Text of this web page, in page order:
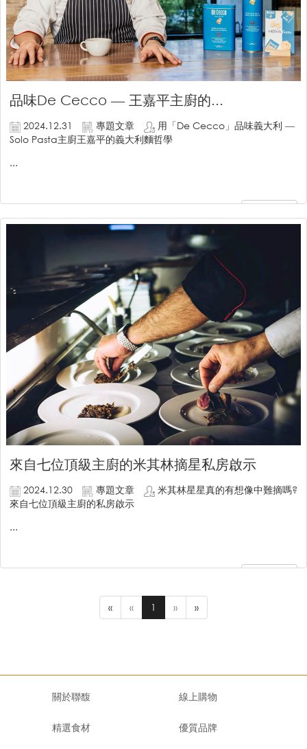
品味De Cecco — 王嘉平主廚的...
2024.12.31 專題文章
用「De Cecco」品味義大利 —
Solo Pasta主廚王嘉平的義大利麵哲學
...
來自七位頂級主廚的米其林摘星私房啟示
2024.12.30 專題文章
米其林星星真的有想像中難摘嗎?
來自七位頂級主廚的私房啟示
...
« « 1 » »
關於聯馥 線上購物
精選食材 優質品牌